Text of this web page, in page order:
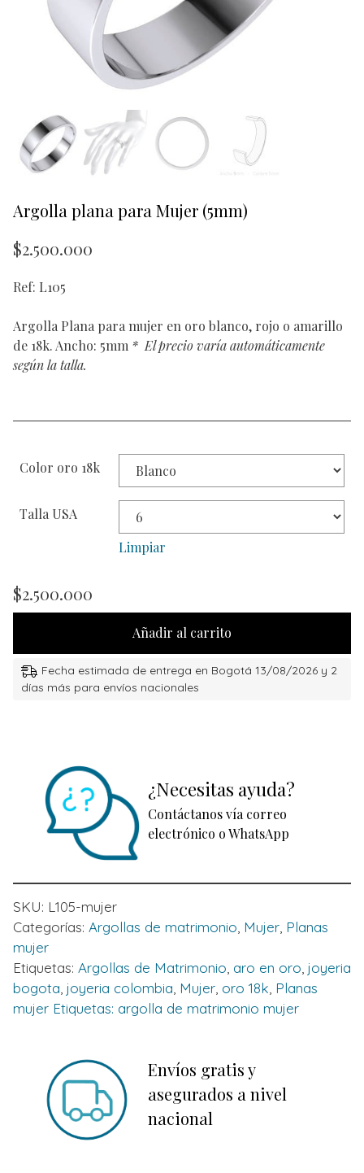
Argolla plana para Mujer (5mm)
$2.500.000
Ref: L105
Argolla Plana para mujer en oro blanco, rojo o amarillo
de 18k. Ancho: 5mm * El precio varía automáticamente
según la talla.
Color oro 18k
Talla USA
Limpiar
$2.500.000
Añadir al carrito
Fecha estimada de entrega en Bogotá 13/08/2026 y 2
días más para envíos nacionales
¿Necesitas ayuda?
Contáctanos vía correo
electrónico o WhatsApp
SKU: L105-mujer
Categorías: Argollas de matrimonio Mujer, Planas
mujer
Etiquetas: Argollas de Matrimonio aro en oro joyeria
bogota joyeria colombia Mujer, oro 18k Planas
mujer Etiquetas: argolla de matrimonio mujer
Envíos gratis y
asegurados a nivel
nacional